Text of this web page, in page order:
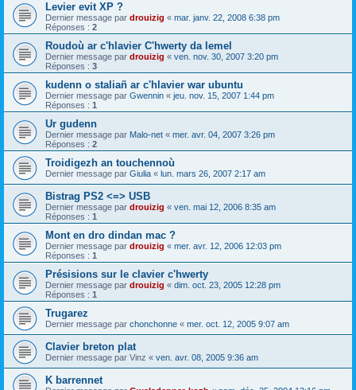
Levier evit XP ?
Dernier message par drouizig « mar. janv. 22, 2008 6:38 pm
Réponses : 2
Roudoù ar c'hlavier C'hwerty da lemel
Dernier message par drouizig « ven. nov. 30, 2007 3:20 pm
Réponses : 3
kudenn o staliañ ar c'hlavier war ubuntu
Dernier message par Gwennin « jeu. nov. 15, 2007 1:44 pm
Réponses : 1
Ur gudenn
Dernier message par Malo-net « mer. avr. 04, 2007 3:26 pm
Réponses : 2
Troidigezh an touchennoù
Dernier message par Giulia « lun. mars 26, 2007 2:17 am
Bistrag PS2 <=> USB
Dernier message par drouizig « ven. mai 12, 2006 8:35 am
Réponses : 1
Mont en dro dindan mac ?
Dernier message par drouizig « mer. avr. 12, 2006 12:03 pm
Réponses : 1
Présisions sur le clavier c'hwerty
Dernier message par drouizig « dim. oct. 23, 2005 12:28 pm
Réponses : 1
Trugarez
Dernier message par chonchonne « mer. oct. 12, 2005 9:07 am
Clavier breton plat
Dernier message par Vinz « ven. avr. 08, 2005 9:36 am
K barrennet